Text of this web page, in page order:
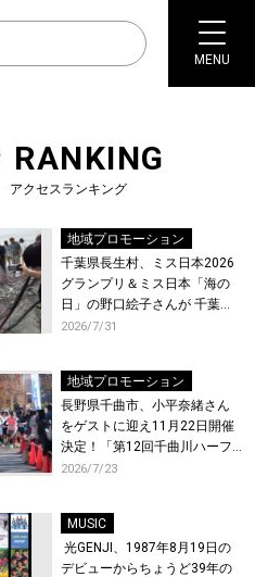
MENU
RANKING
アクセスランキング
地域プロモーション
千葉県長生村、ミス日本2026
グランプリ＆ミス日本「海の
日」の野口絵子さんが 千葉県
唯一の村・長生村で地引網を
2026/7/31
地域プロモーション
長野県千曲市、小平奈緒さん
をゲストに迎え11月22日開催
決定！「第12回千曲川ハーフ
マラソン」エントリー受付開
2026/7/23
MUSIC
光GENJI、1987年8月19日の
デビューからちょうど39年の